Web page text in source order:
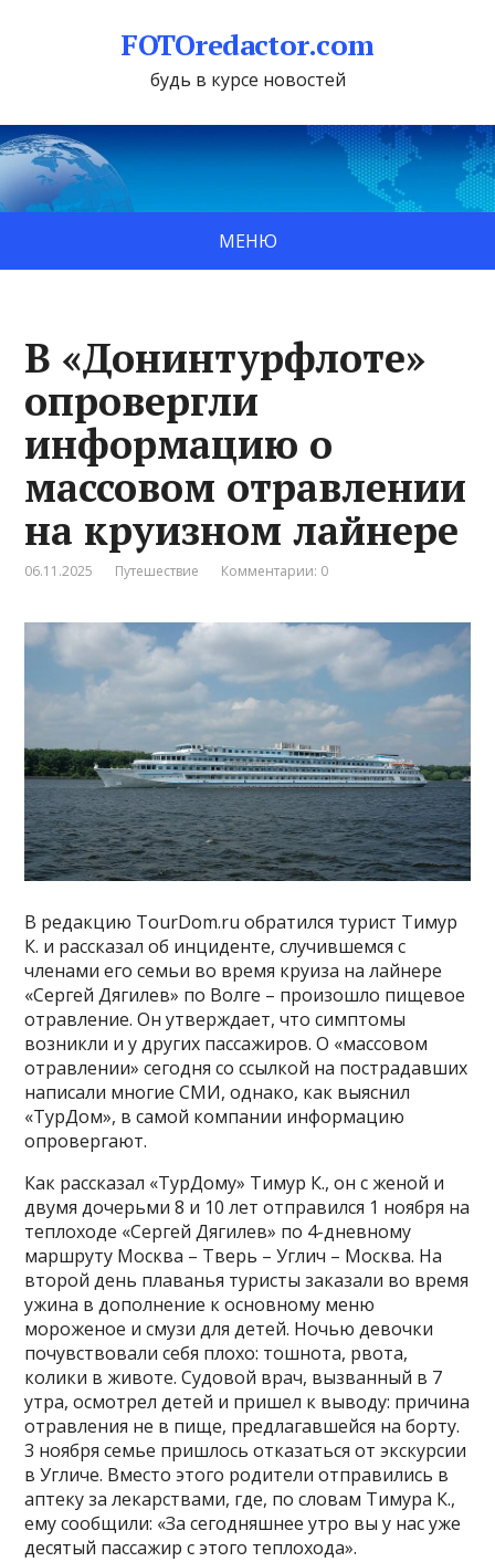
FOTOredactor.com
будь в курсе новостей
МЕНЮ
В «Донинтурфлоте»
опровергли
информацию о
массовом отравлении
на круизном лайнере
06.11.2025 Путешествие Комментарии: 0
В редакцию TourDom.ru обратился турист Тимур
К. и рассказал об инциденте, случившемся с
членами его семьи во время круиза на лайнере
«Сергей Дягилев» по Волге – произошло пищевое
отравление. Он утверждает, что симптомы
возникли и у других пассажиров. О «массовом
отравлении» сегодня со ссылкой на пострадавших
написали многие СМИ, однако, как выяснил
«ТурДом», в самой компании информацию
опровергают.
Как рассказал «ТурДому» Тимур К., он с женой и
двумя дочерьми 8 и 10 лет отправился 1 ноября на
теплоходе «Сергей Дягилев» по 4-дневному
маршруту Москва – Тверь – Углич – Москва. На
второй день плаванья туристы заказали во время
ужина в дополнение к основному меню
мороженое и смузи для детей. Ночью девочки
почувствовали себя плохо: тошнота, рвота,
колики в животе. Судовой врач, вызванный в 7
утра, осмотрел детей и пришел к выводу: причина
отравления не в пище, предлагавшейся на борту.
3 ноября семье пришлось отказаться от экскурсии
в Угличе. Вместо этого родители отправились в
аптеку за лекарствами, где, по словам Тимура К.,
ему сообщили: «За сегодняшнее утро вы у нас уже
десятый пассажир с этого теплохода».